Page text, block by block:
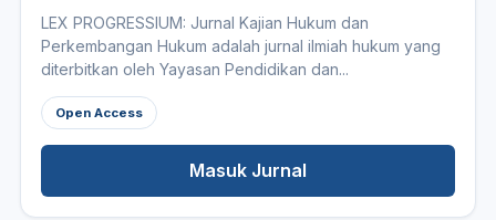
LEX PROGRESSIUM: Jurnal Kajian Hukum dan
Perkembangan Hukum adalah jurnal ilmiah hukum yang
diterbitkan oleh Yayasan Pendidikan dan...
Open Access
Masuk Jurnal